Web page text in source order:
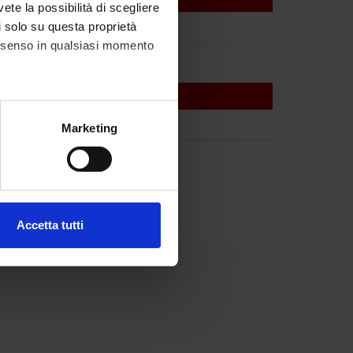
la possibilità di scegliere
su questa proprietà
in qualsiasi momento
metro,Marketing
Accetta tutti